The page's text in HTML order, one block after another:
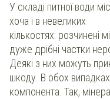
У складі питної води
хоча і в невеликих
кількостях: розчинені
дуже дрібні частки
Деякі з них можуть
шкоду. В обох випадках
компонента. Так,